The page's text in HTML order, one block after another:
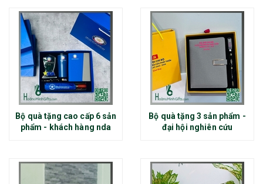
Bộ quà tặng cao cấp 6 sản
phẩm - khách hàng nda
Bộ quà tặng 3 sản phẩm -
đại hội nghiên cứu